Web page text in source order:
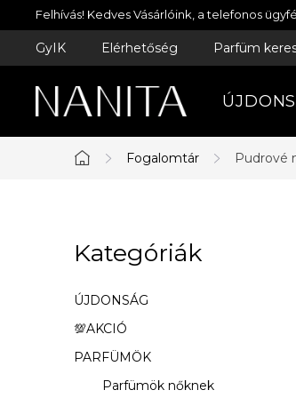
Ugrás
a
Felhívás! Kedves Vásárlóink, a telefonos
GyIK Elérhetőség Parfüm
Kezdőlap
Fogalomtár Pudrové
l
d
a
l
Kategóriák
átugrása
Kategóriák
ÚJDONSÁG
💯AKCIÓ
PARFÜMÖK
Parfümök nőknek